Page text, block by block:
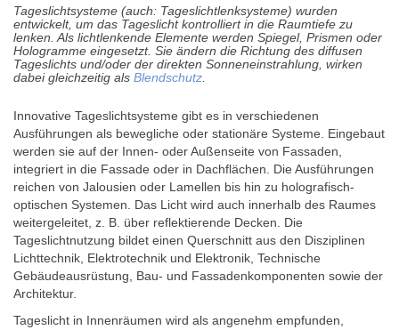
Tageslichtsysteme (auch: Tageslichtlenksysteme) wurden
entwickelt, um das Tageslicht kontrolliert in die Raumtiefe zu
lenken. Als lichtlenkende Elemente werden Spiegel, Prismen oder
Hologramme eingesetzt. Sie ändern die Richtung des diffusen
Tageslichts und/oder der direkten Sonneneinstrahlung, wirken
dabei gleichzeitig als Blendschutz
Innovative Tageslichtsysteme gibt es in verschiedenen
Ausführungen als bewegliche oder stationäre Systeme. Eingebaut
werden sie auf der Innen- oder Außenseite von Fassaden,
integriert in die Fassade oder in Dachflächen. Die Ausführungen
reichen von Jalousien oder Lamellen bis hin zu holografisch-
optischen Systemen. Das Licht wird auch innerhalb des Raumes
weitergeleitet, z. B. über reflektierende Decken. Die
Tageslichtnutzung bildet einen Querschnitt aus den Disziplinen
Lichttechnik, Elektrotechnik und Elektronik, Technische
Gebäudeausrüstung, Bau- und Fassadenkomponenten sowie der
Architektur.
Tageslicht in Innenräumen wird als angenehm empfunden,